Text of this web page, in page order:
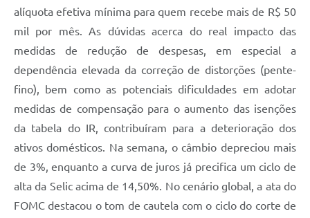
alíquota efetiva mínima para quem recebe mais de R$ 50
mil por mês. As dúvidas acerca do real impacto das
medidas de redução de despesas, em especial a
dependência elevada da correção de distorções (pente-
fino), bem como as potenciais dificuldades em adotar
medidas de compensação para o aumento das isenções
da tabela do IR, contribuíram para a deterioração dos
ativos domésticos. Na semana, o câmbio depreciou mais
de 3%, enquanto a curva de juros já precifica um ciclo de
alta da Selic acima de 14,50%. No cenário global, a ata do
FOMC destacou o tom de cautela com o ciclo do corte de